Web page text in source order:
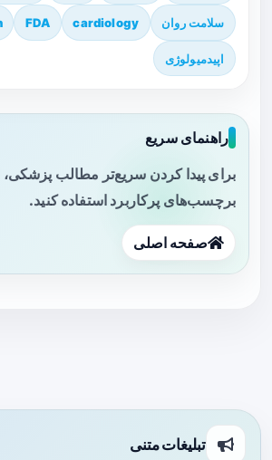
سلامت روان cardiology
FDA
اپیدمیولوژی
راهنمای سریع
برای پیدا کردن سریع‌تر مطالب پزشکی،
برچسب‌های پرکاربرد استفاده کنید.
صفحه اصلی
تبلیغات متنی